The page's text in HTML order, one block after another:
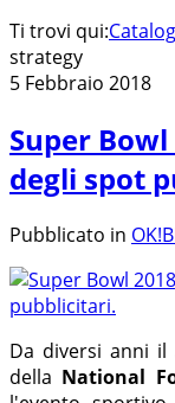
Ti trovi qui:
strategy
5 Febbraio 2018
Super
degli spot
Pubblicato in
Da diversi anni il
della National